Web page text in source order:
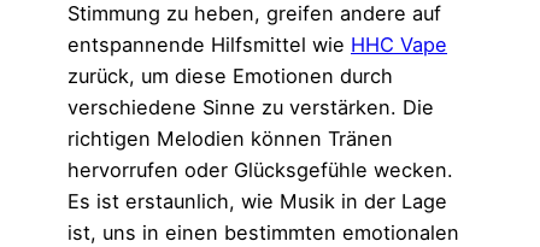
Stimmung zu heben, greifen andere auf
entspannende Hilfsmittel wie HHC Vape
zurück, um diese Emotionen durch
verschiedene Sinne zu verstärken. Die
richtigen Melodien können Tränen
hervorrufen oder Glücksgefühle wecken.
Es ist erstaunlich, wie Musik in der Lage
ist, uns in einen bestimmten emotionalen